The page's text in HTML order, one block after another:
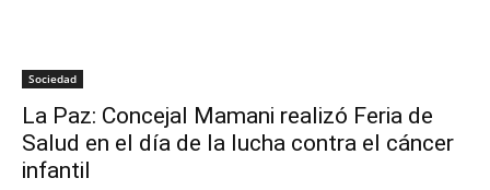
Sociedad
La Paz: Concejal Mamani realizó Feria de
Salud en el día de la lucha contra el cáncer
infantil